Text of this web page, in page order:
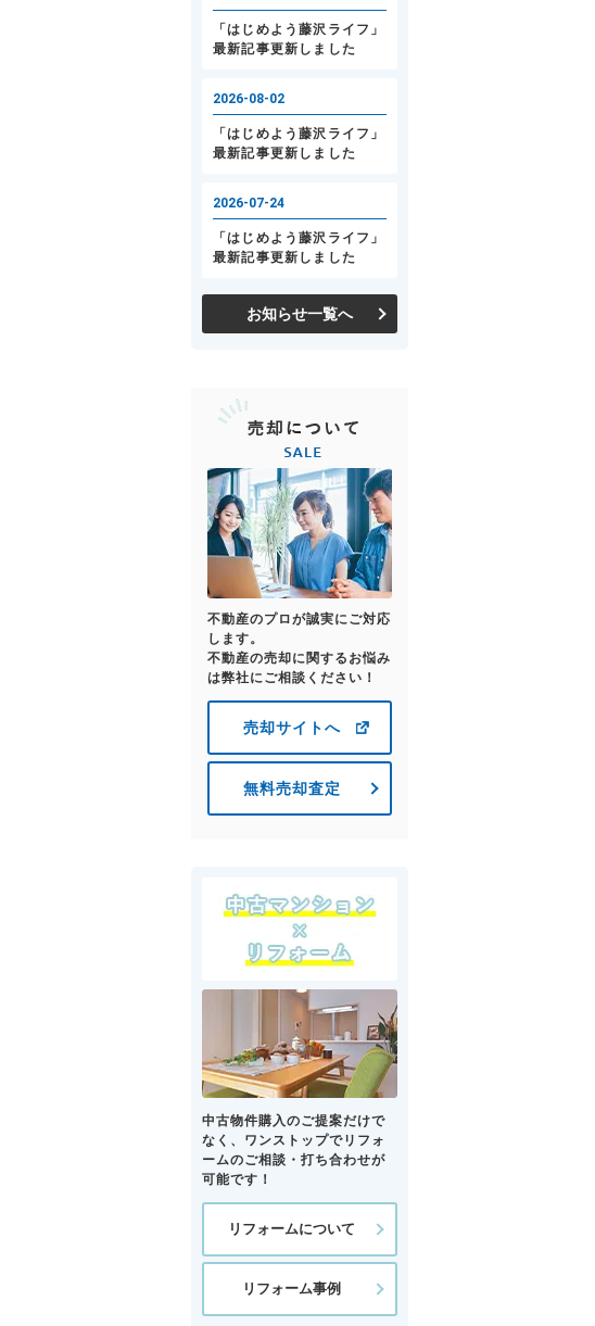
お知らせ一覧へ
不動産のプロが誠実にご対応
します。
不動産の売却に関するお悩み
は弊社にご相談ください！
売却サイトへ
無料売却査定
中古物件購入のご提案だけで
なく、ワンストップでリフォ
ームのご相談・打ち合わせが
可能です！
リフォームについて
リフォーム事例